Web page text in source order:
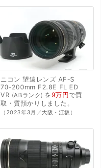
ニコン 望遠レンズ AF-S
70-200mm F2.8E FL ED
VR
ABランク を9万円で買
取・質預かり しました。
（2023年3月／大阪・江坂）